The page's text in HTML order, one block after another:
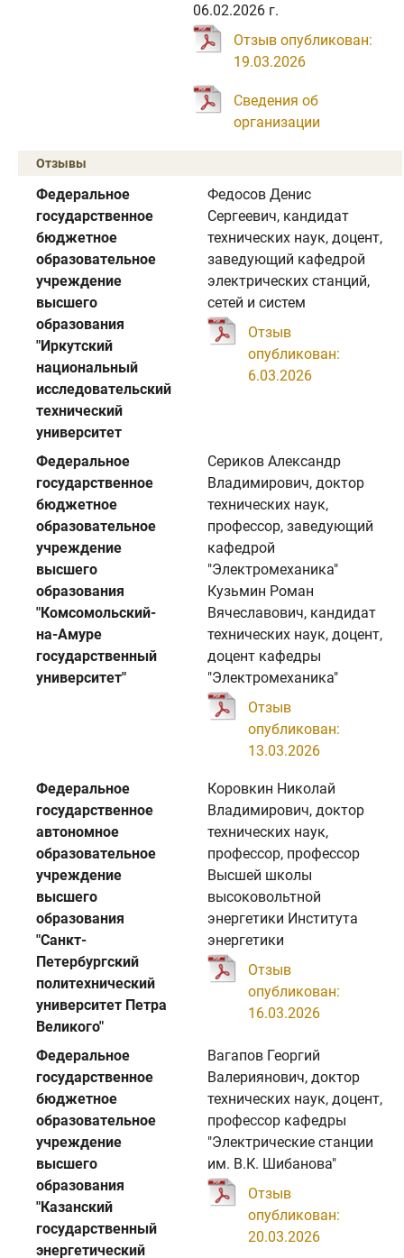
06.02.2026 г.
Отзыв опубликован:
19.03.2026
Сведения об
организации
Отзывы
Федеральное
государственное
бюджетное
образовательное
учреждение
высшего
образования
"Иркутский
национальный
исследовательский
технический
университет
Федосов Денис
Сергеевич, кандидат
технических наук, доцент,
заведующий кафедрой
электрических станций,
сетей и систем
Отзыв
опубликован:
6.03.2026
Федеральное
государственное
бюджетное
образовательное
учреждение
высшего
образования
"Комсомольский-
на-Амуре
государственный
университет"
Сериков Александр
Владимирович, доктор
технических наук,
профессор, заведующий
кафедрой
"Электромеханика"
Кузьмин Роман
Вячеславович, кандидат
технических наук, доцент,
доцент кафедры
"Электромеханика"
Отзыв
опубликован:
13.03.2026
Федеральное
государственное
автономное
образовательное
учреждение
высшего
образования
"Санкт-
Петербургский
политехнический
университет Петра
Великого"
Коровкин Николай
Владимирович, доктор
технических наук,
профессор, профессор
Высшей школы
высоковольтной
энергетики Института
энергетики
Отзыв
опубликован:
16.03.2026
Федеральное
государственное
бюджетное
образовательное
учреждение
высшего
образования
"Казанский
государственный
энергетический
Вагапов Георгий
Валериянович, доктор
технических наук, доцент,
профессор кафедры
"Электрические станции
им. В.К. Шибанова"
Отзыв
опубликован:
20.03.2026